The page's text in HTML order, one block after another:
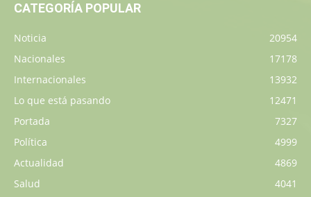
CATEGORÍA POPULAR
Noticia
20954
Nacionales
17178
Internacionales
13932
Lo que está pasando
12471
Portada
7327
Política
4999
Actualidad
4869
Salud
4041